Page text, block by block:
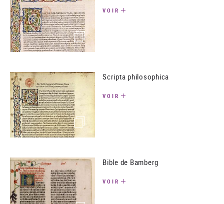
(image)
VOIR
(image)
Scripta philosophica
VOIR
Bible de Bamberg
VOIR